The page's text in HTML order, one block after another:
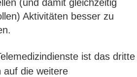
(und damit gleichzeitig
Aktivitäten besser zu
ist das dritte
auf die weitere